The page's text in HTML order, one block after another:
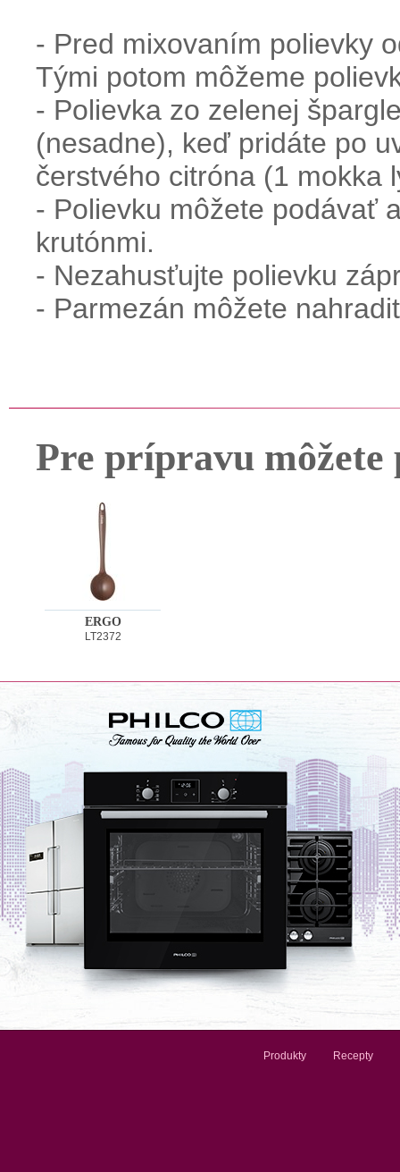
- Pred mixovaním polievky
Tými potom môžeme
- Polievka zo zelenej
(nesadne), keď pridáte po
čerstvého citróna (1 mokka
- Polievku môžete podávať
krutónmi.
- Nezahusťujte polievku
- Parmezán môžete
Pre prípravu
ERGO
LT2372
Produkty Recepty